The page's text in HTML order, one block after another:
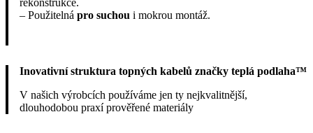
rekonstrukce.
– Použitelná pro suchou i mokrou montáž.
Inovativní struktura topných kabelů značky teplá podlaha™
V našich výrobcích používáme jen ty nejkvalitnější,
dlouhodobou praxí prověřené materiály